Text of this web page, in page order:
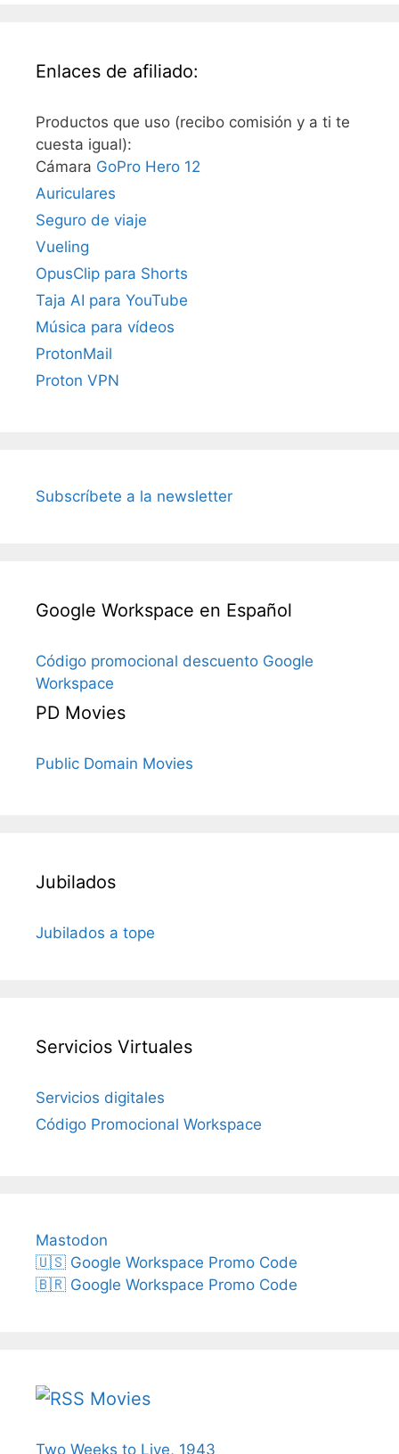
Enlaces de afiliado:
Productos que uso (recibo comisión y a ti te
cuesta igual):
Cámara GoPro Hero 12
Auriculares
Seguro de viaje
Vueling
OpusClip para Shorts
Taja AI para YouTube
Música para vídeos
ProtonMail
Proton VPN
Subscríbete a la newsletter
Google Workspace en Español
Código promocional descuento Google
Workspace
PD Movies
Public Domain Movies
Jubilados
Jubilados a tope
Servicios Virtuales
Servicios digitales
Código Promocional Workspace
Mastodon
🇺🇸 Google Workspace Promo Code
🇧🇷 Google Workspace Promo Code
Movies
Two Weeks to Live, 1943